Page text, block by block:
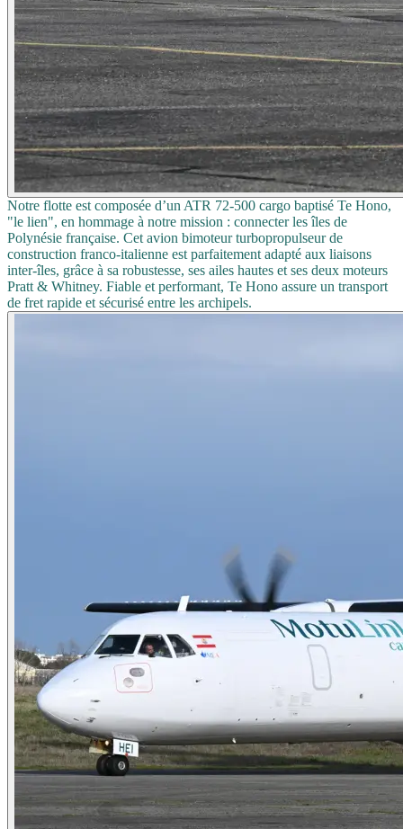
Notre flotte est composée d’un ATR 72-500 cargo baptisé Te Hono,
"le lien", en hommage à notre mission : connecter les îles de
Polynésie française. Cet avion bimoteur turbopropulseur de
construction franco-italienne est parfaitement adapté aux liaisons
inter-îles, grâce à sa robustesse, ses ailes hautes et ses deux moteurs
Pratt & Whitney. Fiable et performant, Te Hono assure un transport
de fret rapide et sécurisé entre les archipels.